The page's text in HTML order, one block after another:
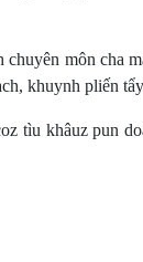
môn cha
khuynh pliến
tìu khâuz pun